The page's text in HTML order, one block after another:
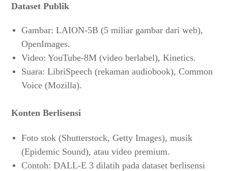
Dataset Publik
Gambar: LAION-5B (5 miliar gambar dari web),
OpenImages.
Video: YouTube-8M (video berlabel), Kinetics.
Suara: LibriSpeech (rekaman audiobook), Common
Voice (Mozilla).
Konten Berlisensi
Foto stok (Shutterstock, Getty Images), musik
(Epidemic Sound), atau video premium.
Contoh: DALL-E 3 dilatih pada dataset berlisensi